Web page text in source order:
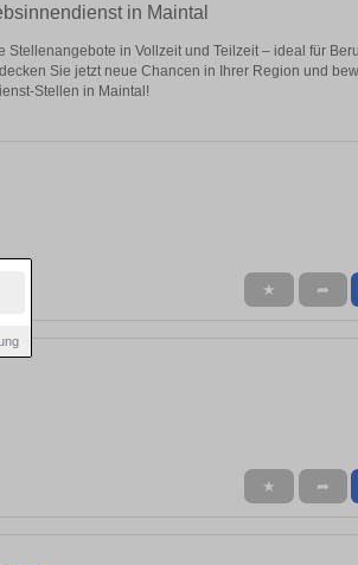
in Maintal
in Vollzeit und Teilzeit – ideal für
Sie jetzt neue Chancen in Ihrer Region und
Stellen in Maintal!
★ ➦
★ ➦